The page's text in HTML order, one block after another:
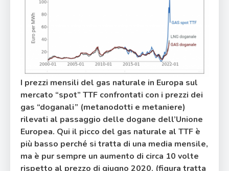
I prezzi mensili del gas naturale in Europa sul
mercato “spot” TTF confrontati con i prezzi dei
gas “doganali” (metanodotti e metaniere)
rilevati al passaggio delle dogane dell’Unione
Europea. Qui il picco del gas naturale al TTF è
più basso perché si tratta di una media mensile,
ma è pur sempre un aumento di circa 10 volte
rispetto al prezzo di giugno 2020. (figura tratta